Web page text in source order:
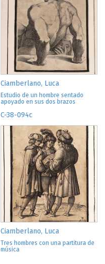
Ciamberlano, Luca
Estudio de un hombre sentado
apoyado en sus dos brazos
C-38-094c
Ciamberlano, Luca
Tres hombres con una partitura de
música